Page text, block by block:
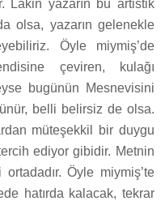
Lakin yazarın bu artistik
olsa, yazarın gelenekle
Öyle miymiş’de
çeviren, kulağı
bugünün Mesnevisini
belli belirsiz de olsa.
müteşekkil bir duygu
ediyor gibidir. Metnin
Öyle miymiş’te
hatırda kalacak, tekrar